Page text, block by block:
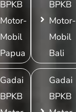
BPKB
Motor-
Mobil
Papua
Gadai
BPKB
BPKB
Motor-
Mobil
Bali
Gadai
BPKB